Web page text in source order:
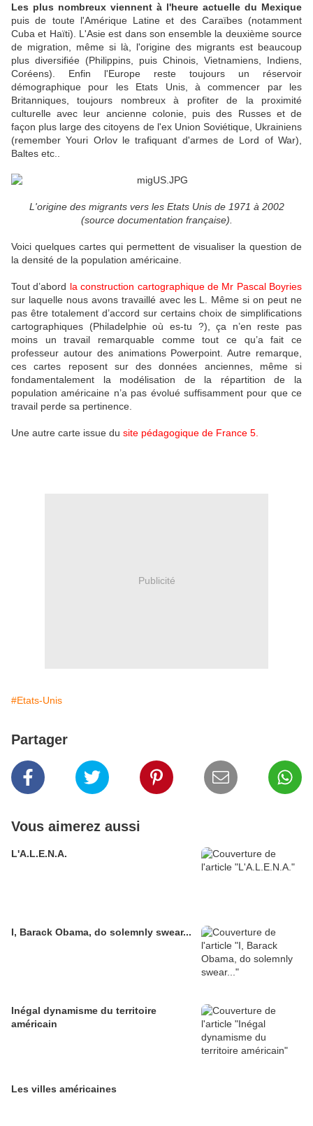
Les plus nombreux viennent à l'heure actuelle du Mexique
puis de toute l'Amérique Latine et des Caraïbes (notamment
Cuba et Haïti). L'Asie est dans son ensemble la deuxième source
de migration, même si là, l'origine des migrants est beaucoup
plus diversifiée (Philippins, puis Chinois, Vietnamiens, Indiens,
Coréens). Enfin l'Europe reste toujours un réservoir
démographique pour les Etats Unis, à commencer par les
Britanniques, toujours nombreux à profiter de la proximité
culturelle avec leur ancienne colonie, puis des Russes et de
façon plus large des citoyens de l'ex Union Soviétique, Ukrainiens
(remember Youri Orlov le trafiquant d'armes de Lord of War),
Baltes etc..
L'origine des migrants vers les Etats Unis de 1971 à 2002
(source documentation française).
Voici quelques cartes qui permettent de visualiser la question de
la densité de la population américaine.
Tout d’abord la construction cartographique de Mr Pascal Boyries
sur laquelle nous avons travaillé avec les L. Même si on peut ne
pas être totalement d’accord sur certains choix de simplifications
cartographiques (Philadelphie où es-tu ?), ça n’en reste pas
moins un travail remarquable comme tout ce qu’a fait ce
professeur autour des animations Powerpoint. Autre remarque,
ces cartes reposent sur des données anciennes, même si
fondamentalement la modélisation de la répartition de la
population américaine n’a pas évolué suffisamment pour que ce
travail perde sa pertinence.
Une autre carte issue du site pédagogique de France 5.
Publicité
#Etats-Unis
Partager
Vous aimerez aussi
L'A.L.E.N.A.
I, Barack Obama, do solemnly swear...
Inégal dynamisme du territoire
américain
Les villes américaines